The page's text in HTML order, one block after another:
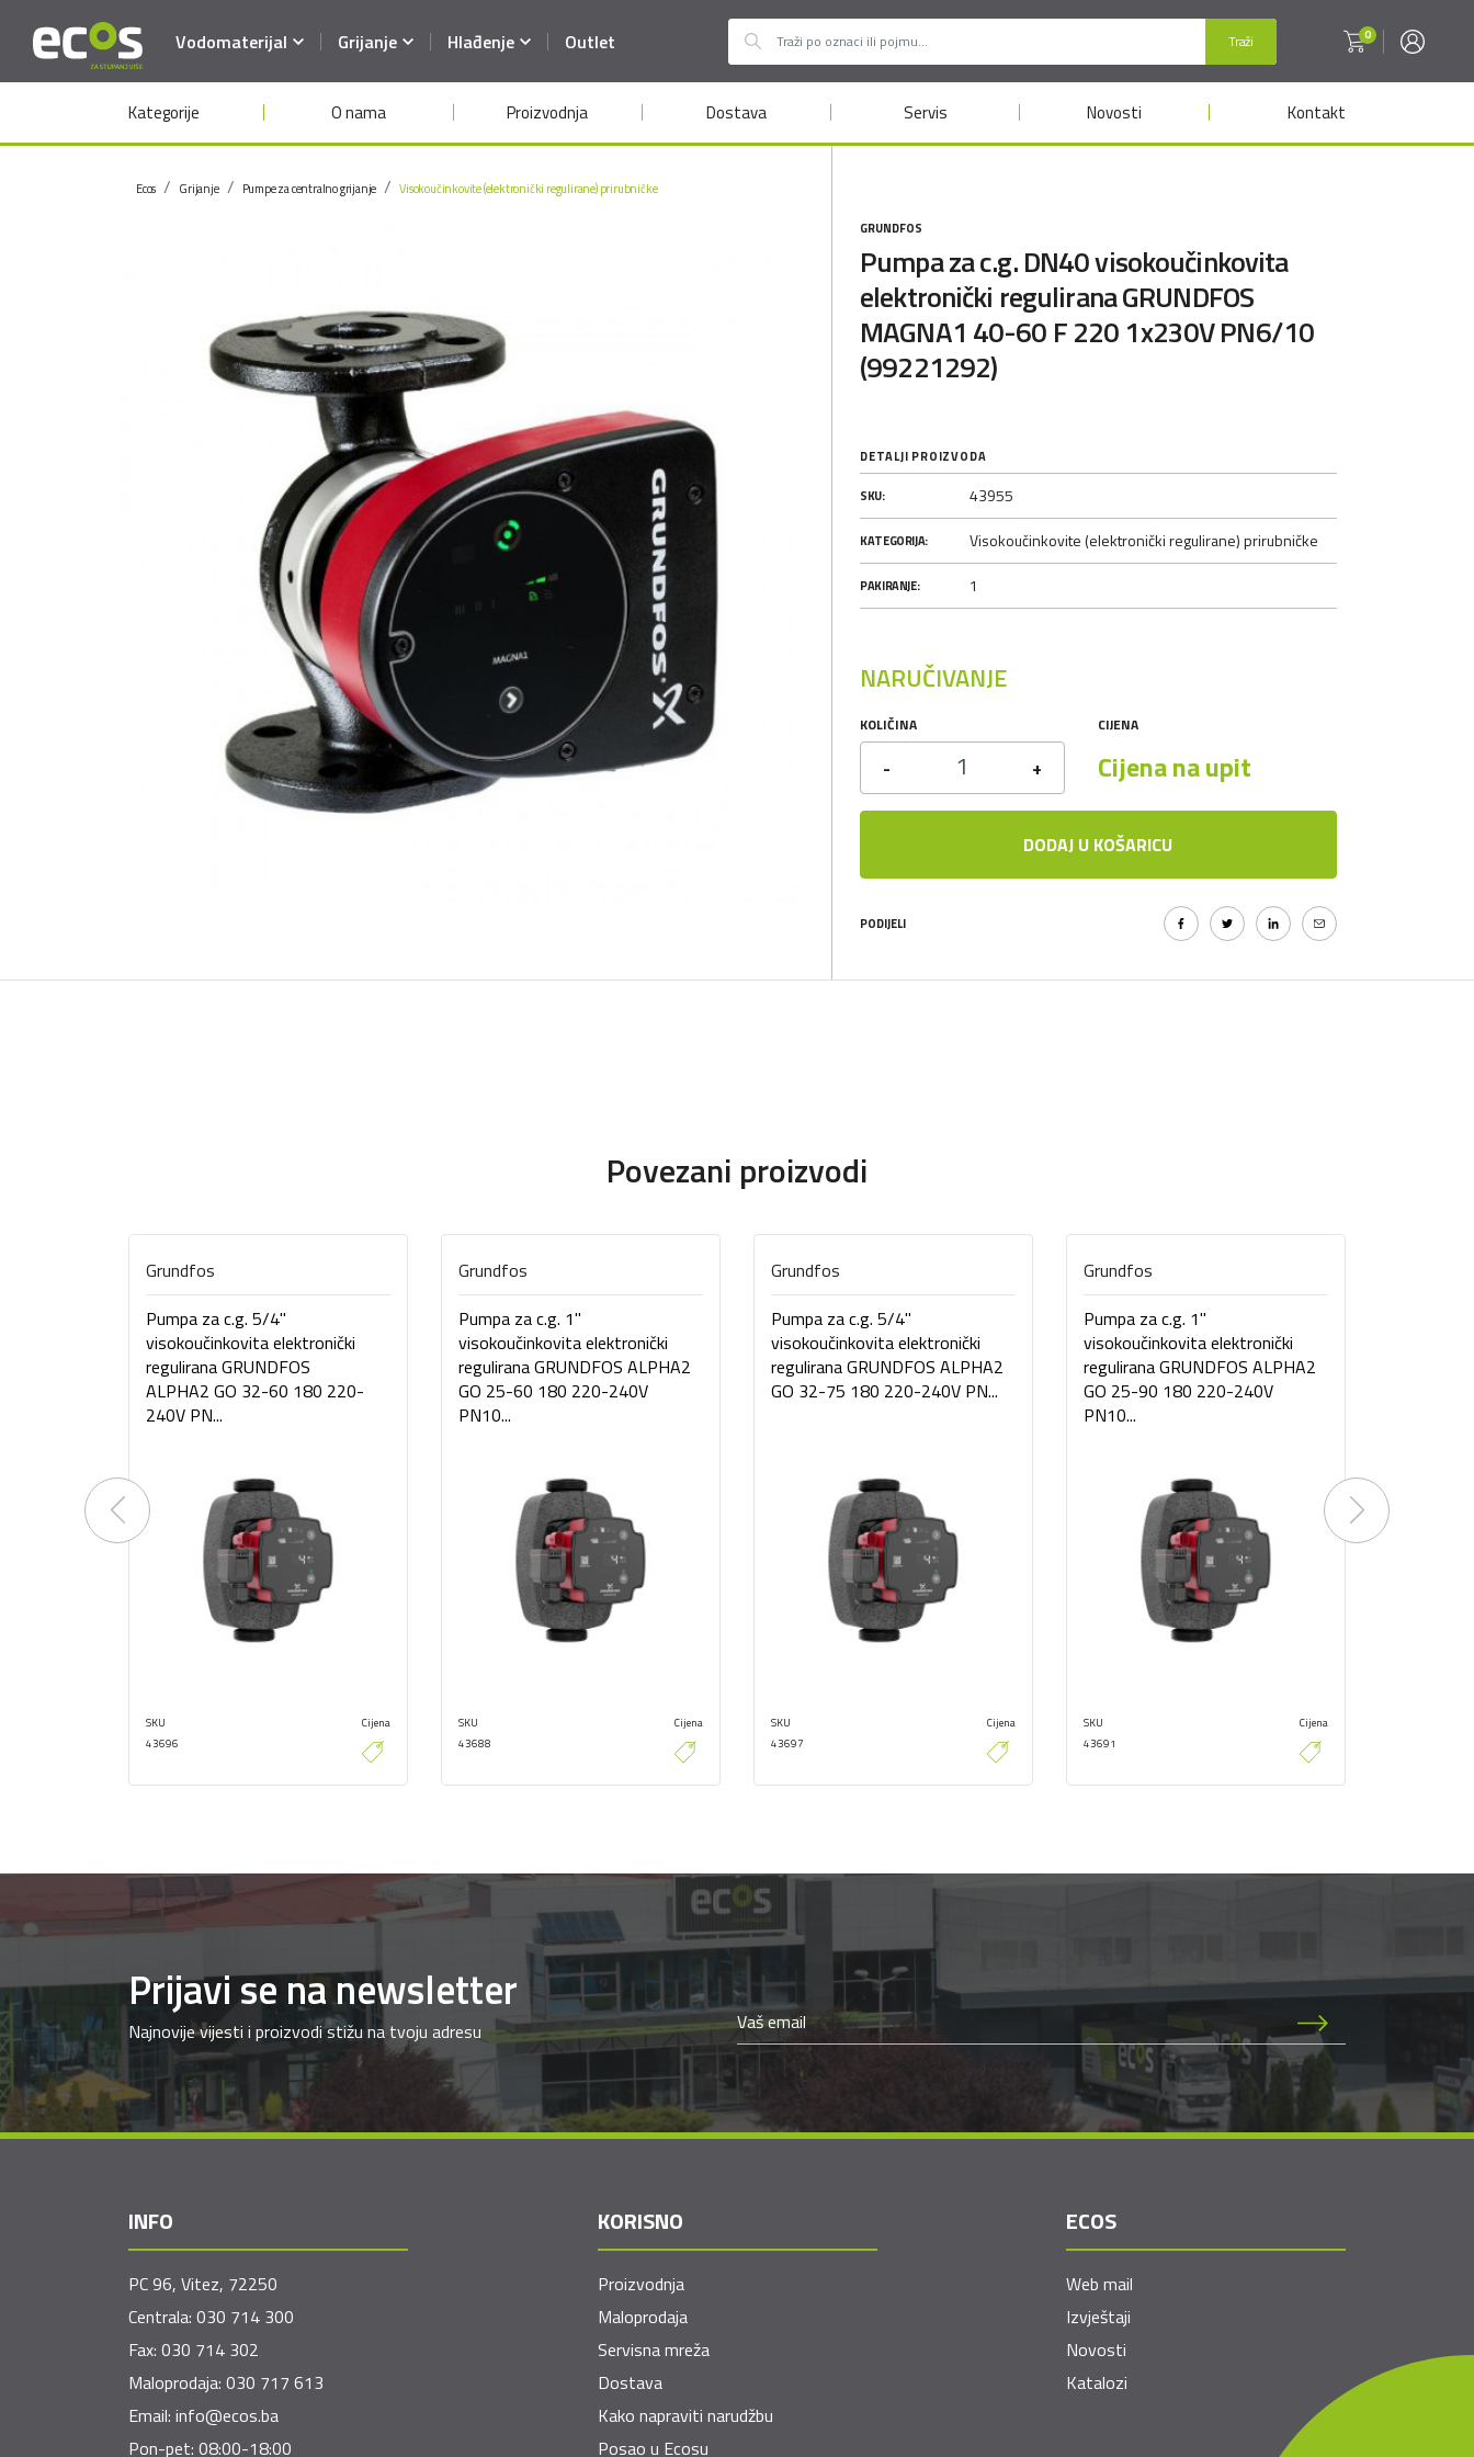
Traži 0
Vodomaterijal Grijanje Hlađenje Outlet
Kategorije O nama Proizvodnja Dostava Servis Novosti Kontakt
Ecos Grijanje Pumpe za centralno grijanje Visokoučinkovite (elektronički regulirane) prirubničke
GRUNDFOS
Pumpa za c.g. DN40 visokoučinkovita
elektronički regulirana GRUNDFOS
MAGNA1 40-60 F 220 1x230V PN6/10
(99221292)
DETALJI PROIZVODA
SKU: 43955
KATEGORIJA: Visokoučinkovite (elektronički regulirane) prirubničke
PAKIRANJE: 1
NARUČIVANJE
KOLIČINA
- +
CIJENA
Cijena na upit
DODAJ U KOŠARICU
PODIJELI
Povezani proizvodi
Grundfos
Pumpa za c.g. 5/4"
visokoučinkovita elektronički
regulirana GRUNDFOS
ALPHA2 GO 32-60 180 220-
240V PN...
SKU
43696
Cijena
Grundfos
Pumpa za c.g. 1"
visokoučinkovita elektronički
regulirana GRUNDFOS ALPHA2
GO 25-60 180 220-240V
PN10...
SKU
43688
Cijena
Grundfos
Pumpa za c.g. 5/4"
visokoučinkovita elektronički
regulirana GRUNDFOS ALPHA2
GO 32-75 180 220-240V PN...
SKU
43697
Cijena
Grundfos
Pumpa za c.g. 1"
visokoučinkovita elektronički
regulirana GRUNDFOS ALPHA2
GO 25-90 180 220-240V
PN10...
SKU
43691
Cijena
Previous Next
Prijavi se na newsletter
Najnovije vijesti i proizvodi stižu na tvoju adresu
INFO
PC 96, Vitez, 72250
Centrala: 030 714 300
Fax: 030 714 302
Maloprodaja: 030 717 613
Email: info@ecos.ba
Pon-pet: 08:00-18:00
KORISNO
Proizvodnja
Maloprodaja
Servisna mreža
Dostava
Kako napraviti narudžbu
Posao u Ecosu
ECOS
Web mail
Izvještaji
Novosti
Katalozi